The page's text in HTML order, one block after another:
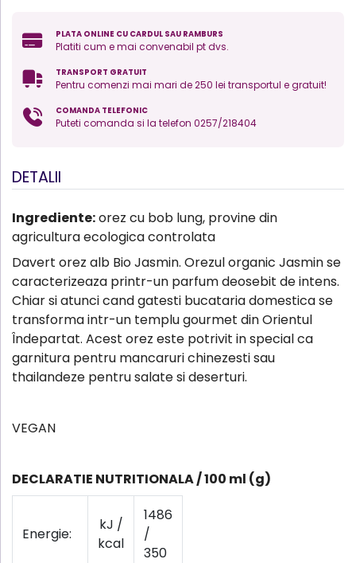
PLATA ONLINE CU CARDUL SAU RAMBURS
Platiti cum e mai convenabil pt dvs.
TRANSPORT GRATUIT
Pentru comenzi mai mari de 250 lei transportul e gratuit!
COMANDA TELEFONIC
Puteti comanda si la telefon 0257/218404
DETALII
Ingrediente:orez cu bob lung, provine din
agricultura ecologica controlata
Davert orez alb Bio Jasmin. Orezul organic Jasmin se
caracterizeaza printr-un parfum deosebit de intens.
Chiar si atunci cand gatesti bucataria domestica se
transforma intr-un templu gourmet din Orientul
Îndepartat. Acest orez este potrivit in special ca
garnitura pentru mancaruri chinezesti sau
thailandeze pentru salate si deserturi.
VEGAN
DECLARATIE NUTRITIONALA / 100 ml (g)
Energie:
kJ /
kcal
1486
/
350